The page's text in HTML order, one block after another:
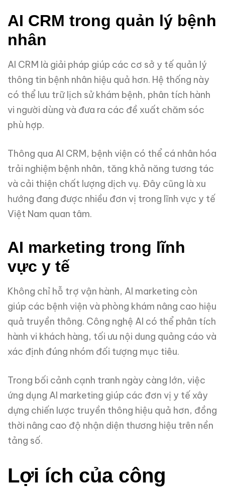
AI CRM trong quản lý bệnh
nhân
AI CRM là giải pháp giúp các cơ sở y tế quản lý
thông tin bệnh nhân hiệu quả hơn. Hệ thống này
có thể lưu trữ lịch sử khám bệnh, phân tích hành
vi người dùng và đưa ra các đề xuất chăm sóc
phù hợp.
Thông qua AI CRM, bệnh viện có thể cá nhân hóa
trải nghiệm bệnh nhân, tăng khả năng tương tác
và cải thiện chất lượng dịch vụ. Đây cũng là xu
hướng đang được nhiều đơn vị trong lĩnh vực y tế
Việt Nam quan tâm.
AI marketing trong lĩnh
vực y tế
Không chỉ hỗ trợ vận hành, AI marketing còn
giúp các bệnh viện và phòng khám nâng cao hiệu
quả truyền thông. Công nghệ AI có thể phân tích
hành vi khách hàng, tối ưu nội dung quảng cáo và
xác định đúng nhóm đối tượng mục tiêu.
Trong bối cảnh cạnh tranh ngày càng lớn, việc
ứng dụng AI marketing giúp các đơn vị y tế xây
dựng chiến lược truyền thông hiệu quả hơn, đồng
thời nâng cao độ nhận diện thương hiệu trên nền
tảng số.
Lợi ích của công